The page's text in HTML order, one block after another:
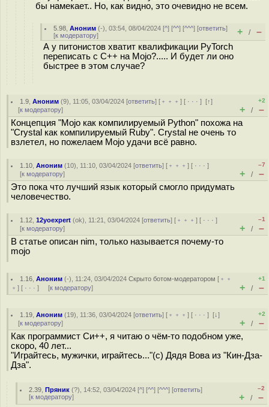
бы намекает.. Но, как видно, это очевидно не всем.
5.98 ,Аноним (-), 03:54, 08/04/2024 [^] [^^] [^^^] [ответить]
[к модератору] + / –
А у питонистов хватит квалификации PyTorch
переписать с C++ на Mojo?..... И будет ли оно
быстрее в этом случае?
1.9 ,Аноним (9), 11:05, 03/04/2024 [ответить] [ ﹢﹢﹢] [ · · ·][↑]
[к модератору]
+2
+ / –
Концепция "Mojo как компилируемый Python" похожа на
"Crystal как компилируемый Ruby". Crystal не очень то
взлетел, но пожелаем Mojo удачи всё равно.
1.10 ,Аноним (10), 11:10, 03/04/2024 [ответить] [ ﹢﹢﹢] [ · · ·]
[к модератору]
–7
+ / –
Это пока что лучший язык который смогло придумать
человечество.
1.12 ,12yoexpert (ok), 11:21, 03/04/2024 [ответить] [ ﹢﹢﹢] [ · · ·]
[к модератору]
–1
+ / –
В статье описан nim, только называется почему-то
mojo
1.16 ,Аноним (-), 11:24, 03/04/2024Скрыто ботом-модератором [ ﹢﹢
﹢ ] [ · · · ] [к модератору]
+1
+ / –
1.19 ,Аноним (19), 11:36, 03/04/2024 [ответить] [ ﹢﹢﹢] [ · · ·][↓]
[к модератору]
+2
+ / –
Как программист Си++, я читаю о чём-то подобном уже,
скоро, 40 лет...
"Играйтесь, мужички, играйтесь..."(с) Дядя Вова из "Кин-Дза-
Дза".
2.39 ,Пряник (?), 14:52, 03/04/2024 [^] [^^] [^^^] [ответить]
[к модератору]
–2
+ / –